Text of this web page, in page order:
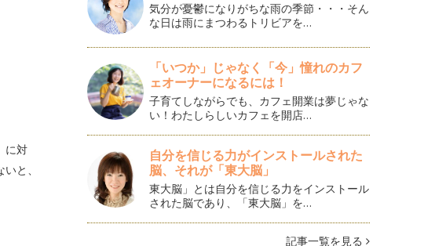
に対
と、
気分が憂鬱になりがちな雨の季節・・・そん
な日は雨にまつわるトリビアを…
「いつか」じゃなく「今」憧れのカフ
ェオーナーになるには！
子育てしながらでも、カフェ開業は夢じゃな
い！わたしらしいカフェを開店…
自分を信じる力がインストールされた
脳、それが「東大脳」
東大脳」とは自分を信じる力をインストール
された脳であり、「東大脳」を…
記事一覧を見る